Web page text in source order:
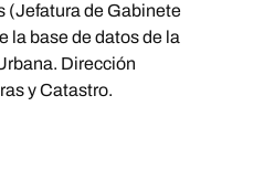
(Jefatura de Gabinete
la base de datos de la
Dirección
y Catastro.